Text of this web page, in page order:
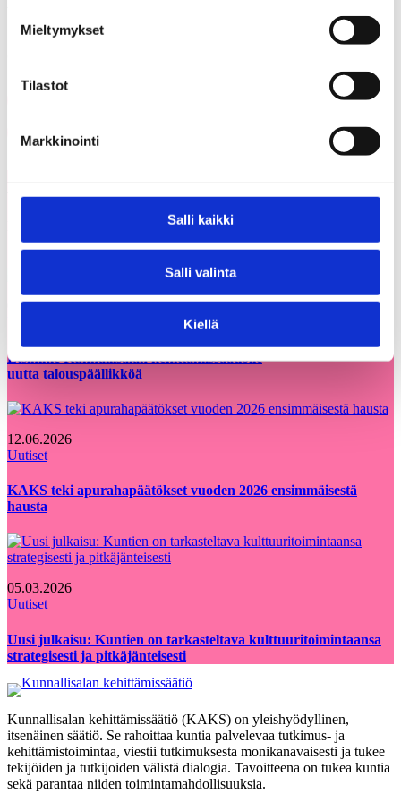
Mieltymykset
Tilastot
Markkinointi
Salli kaikki
Salli valinta
Kiellä
Share on LinkedIn
Email this Page
Voisit olla kiinnostunut myös
05.08.2026
Etsimme Kunnallisalan kehittämissäätiölle
uutta talouspäällikköä
12.06.2026
Uutiset
KAKS teki apurahapäätökset vuoden 2026 ensimmäisestä
hausta
05.03.2026
Uutiset
Uusi julkaisu: Kuntien on tarkasteltava kulttuuritoimintaansa
strategisesti ja pitkäjänteisesti
Kunnallisalan kehittämissäätiö (KAKS) on yleishyödyllinen,
itsenäinen säätiö. Se rahoittaa kuntia palvelevaa tutkimus- ja
kehittämistoimintaa, viestii tutkimuksesta monikanavaisesti ja tukee
tekijöiden ja tutkijoiden välistä dialogia. Tavoitteena on tukea kuntia
sekä parantaa niiden toimintamahdollisuuksia.